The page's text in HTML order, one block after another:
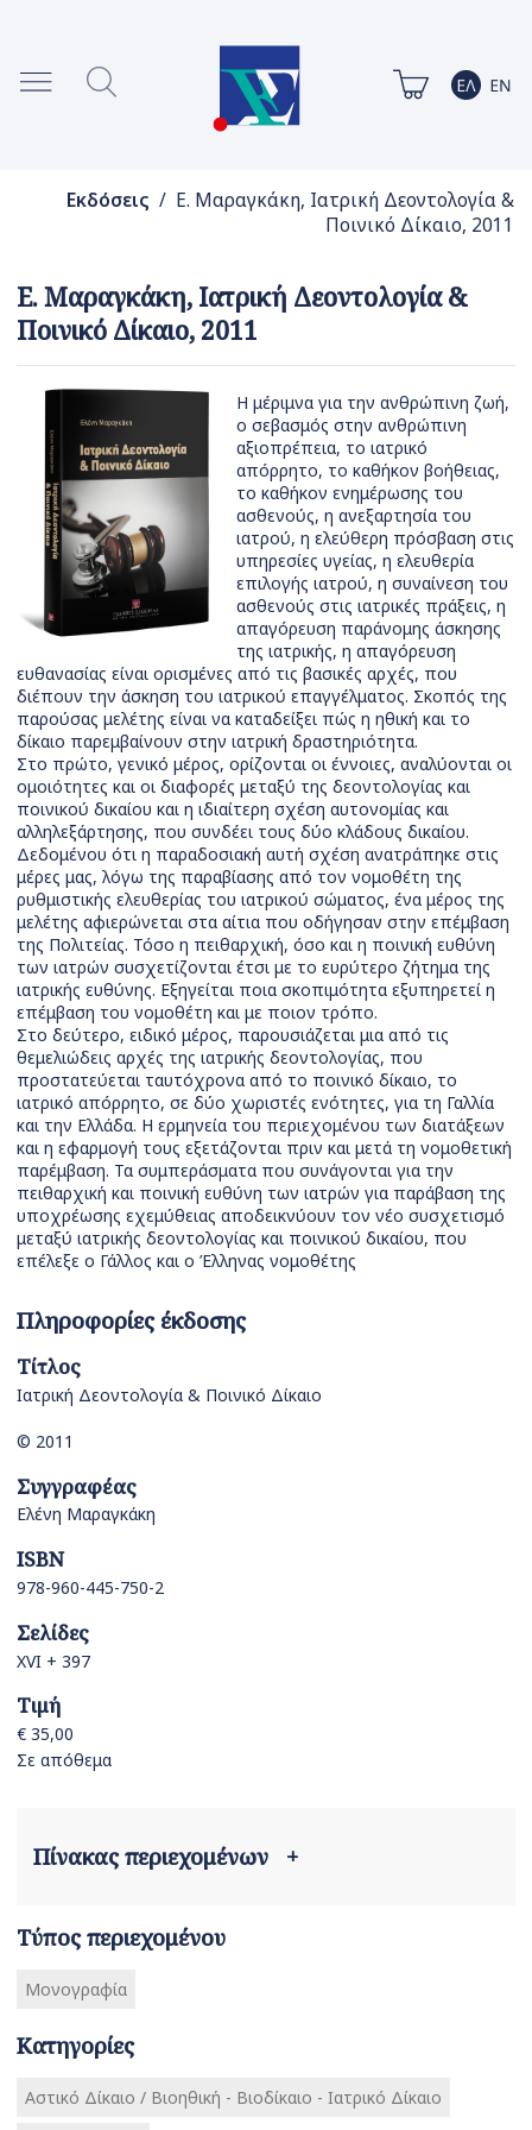
Εκδόσεις / Ε. Μαραγκάκη, Ιατρική Δεοντολογία &
Ποινικό Δίκαιο, 2011
Ε. Μαραγκάκη, Ιατρική Δεοντολογία &
Ποινικό Δίκαιο, 2011
Η μέριμνα για την ανθρώπινη ζωή,
ο σεβασμός στην ανθρώπινη
αξιοπρέπεια, το ιατρικό
απόρρητο, το καθήκον βοήθειας,
το καθήκον ενημέρωσης του
ασθενούς, η ανεξαρτησία του
ιατρού, η ελεύθερη πρόσβαση στις
υπηρεσίες υγείας, η ελευθερία
επιλογής ιατρού, η συναίνεση του
ασθενούς στις ιατρικές πράξεις, η
απαγόρευση παράνομης άσκησης
της ιατρικής, η απαγόρευση
ευθανασίας είναι ορισμένες από τις βασικές αρχές, που
διέπουν την άσκηση του ιατρικού επαγγέλματος. Σκοπός της
παρούσας μελέτης είναι να καταδείξει πώς η ηθική και το
δίκαιο παρεμβαίνουν στην ιατρική δραστηριότητα.
Στο πρώτο, γενικό μέρος, ορίζονται οι έννοιες, αναλύονται οι
ομοιότητες και οι διαφορές μεταξύ της δεοντολογίας και
ποινικού δικαίου και η ιδιαίτερη σχέση αυτονομίας και
αλληλεξάρτησης, που συνδέει τους δύο κλάδους δικαίου.
Δεδομένου ότι η παραδοσιακή αυτή σχέση ανατράπηκε στις
μέρες μας, λόγω της παραβίασης από τον νομοθέτη της
ρυθμιστικής ελευθερίας του ιατρικού σώματος, ένα μέρος της
μελέτης αφιερώνεται στα αίτια που οδήγησαν στην επέμβαση
της Πολιτείας. Τόσο η πειθαρχική, όσο και η ποινική ευθύνη
των ιατρών συσχετίζονται έτσι με το ευρύτερο ζήτημα της
ιατρικής ευθύνης. Εξηγείται ποια σκοπιμότητα εξυπηρετεί η
επέμβαση του νομοθέτη και με ποιον τρόπο.
Στο δεύτερο, ειδικό μέρος, παρουσιάζεται μια από τις
θεμελιώδεις αρχές της ιατρικής δεοντολογίας, που
προστατεύεται ταυτόχρονα από το ποινικό δίκαιο, το
ιατρικό απόρρητο, σε δύο χωριστές ενότητες, για τη Γαλλία
και την Ελλάδα. Η ερμηνεία του περιεχομένου των διατάξεων
και η εφαρμογή τους εξετάζονται πριν και μετά τη νομοθετική
παρέμβαση. Τα συμπεράσματα που συνάγονται για την
πειθαρχική και ποινική ευθύνη των ιατρών για παράβαση της
υποχρέωσης εχεμύθειας αποδεικνύουν τον νέο συσχετισμό
μεταξύ ιατρικής δεοντολογίας και ποινικού δικαίου, που
επέλεξε ο Γάλλος και ο Έλληνας νομοθέτης
Πληροφορίες έκδοσης
Τίτλος
Ιατρική Δεοντολογία & Ποινικό Δίκαιο
© 2011
Συγγραφέας
Ελένη Μαραγκάκη
ISBN
978-960-445-750-2
Σελίδες
XVI + 397
Τιμή
€ 35,00
Σε απόθεμα
Πίνακας περιεχομένων +
Τύπος περιεχομένου
Μονογραφία
Κατηγορίες
Αστικό Δίκαιο / Βιοηθική - Βιοδίκαιο - Ιατρικό Δίκαιο